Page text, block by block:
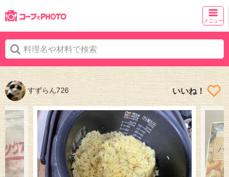
メニュー
すずらん726 いいね！